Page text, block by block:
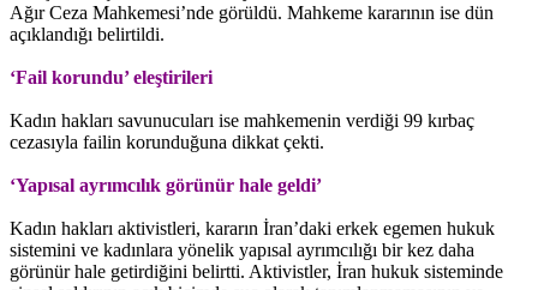
Ağır Ceza Mahkemesi’nde görüldü. Mahkeme kararının ise dün
açıklandığı belirtildi.
‘Fail korundu’ eleştirileri
Kadın hakları savunucuları ise mahkemenin verdiği 99 kırbaç
cezasıyla failin korunduğuna dikkat çekti.
‘Yapısal ayrımcılık görünür hale geldi’
Kadın hakları aktivistleri, kararın İran’daki erkek egemen hukuk
sistemini ve kadınlara yönelik yapısal ayrımcılığı bir kez daha
görünür hale getirdiğini belirtti. Aktivistler, İran hukuk sisteminde